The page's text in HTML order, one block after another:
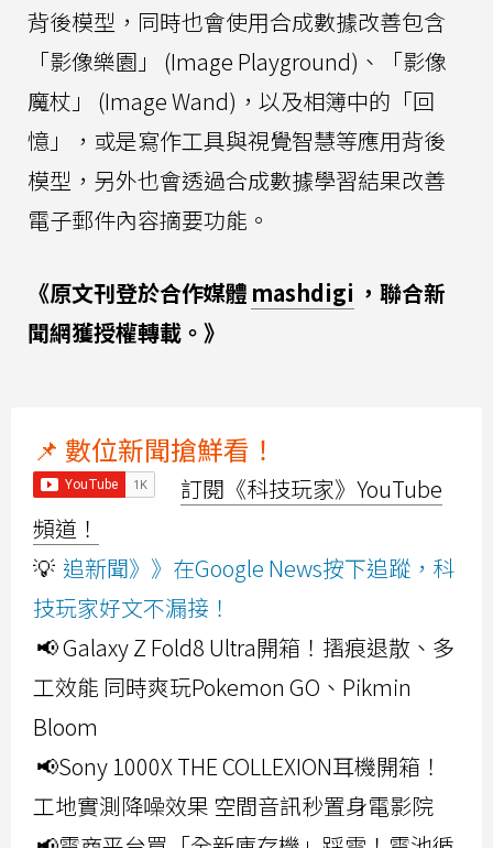
背後模型，同時也會使用合成數據改善包含
「影像樂園」 (Image Playground)、「影像
魔杖」 (Image Wand)，以及相簿中的「回
憶」，或是寫作工具與視覺智慧等應用背後
模型，另外也會透過合成數據學習結果改善
電子郵件內容摘要功能。
《原文刊登於合作媒體 mashdigi ，聯合新
聞網獲授權轉載。》
📌 數位新聞搶鮮看！
訂閱《科技玩家》YouTube
頻道！
💡 追新聞》》在Google News按下追蹤，科
技玩家好文不漏接！
📢 Galaxy Z Fold8 Ultra開箱！摺痕退散、多
工效能 同時爽玩Pokemon GO、Pikmin
Bloom
📢Sony 1000X THE COLLEXION耳機開箱！
工地實測降噪效果 空間音訊秒置身電影院